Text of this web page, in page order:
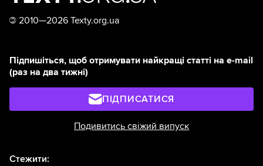
© 2010—2026 Texty.org.ua
Підпишіться, щоб отримувати найкращі статті на e-mail
(раз на два тижні)
ПІДПИСАТИСЯ
Подивитись свіжий випуск
Стежити: